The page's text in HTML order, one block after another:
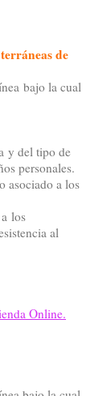
de
bajo la cual
y del tipo de
personales.
asociado a los
los
al
Online.